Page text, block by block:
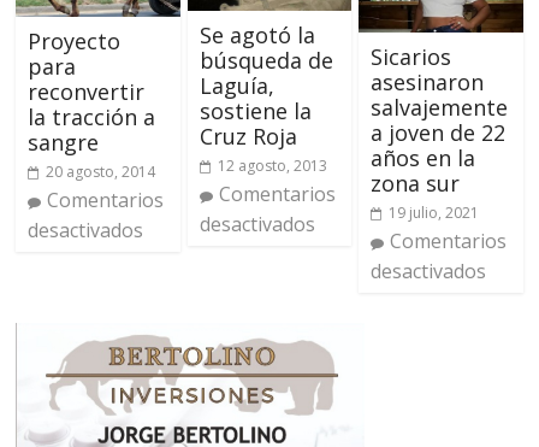
Proyecto
para
reconvertir
la tracción a
sangre
20 agosto, 2014
Comentarios
desactivados
Se agotó la
búsqueda de
Laguía,
sostiene la
Cruz Roja
12 agosto, 2013
Comentarios
desactivados
Sicarios
asesinaron
salvajemente
a joven de 22
años en la
zona sur
19 julio, 2021
Comentarios
desactivados